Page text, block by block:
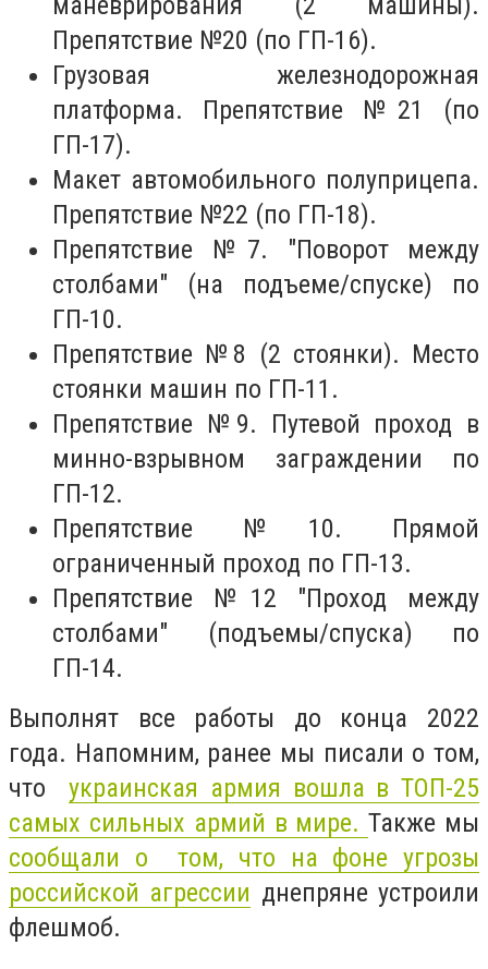
Препятствие №20 (по ГП-16).
Грузовая железнодорожная
платформа. Препятствие №21 (по
ГП-17).
Макет автомобильного полуприцепа.
Препятствие №22 (по ГП-18).
Препятствие №7. "Поворот между
столбами" (на подъеме/спуске) по
ГП-10.
Препятствие №8 (2 стоянки). Место
стоянки машин по ГП-11.
Препятствие №9. Путевой проход в
минно-взрывном заграждении по
ГП-12.
Препятствие №10. Прямой
ограниченный проход по ГП-13.
Препятствие №12 "Проход между
столбами" (подъемы/спуска) по
ГП-14.
Выполнят все работы до конца 2022
года. Напомним, ранее мы писали о том,
чтоукраинская армия вошла в ТОП-25
самых сильных армий в мире.Также мы
сообщали о том, что на фоне угрозы
российской агрессии днепряне устроили
флешмоб.